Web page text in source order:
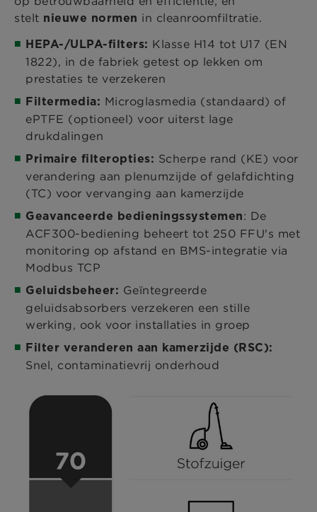
stelt nieuwe normen in cleanroomfiltratie.
HEPA-/ULPA-filters: Klasse H14 tot U17 (EN
1822), in de fabriek getest op lekken om
prestaties te verzekeren
Filtermedia: Microglasmedia (standaard) of
ePTFE (optioneel) voor uiterst lage
drukdalingen
Primaire filteropties: Scherpe rand (KE) voor
verandering aan plenumzijde of gelafdichting
(TC) voor vervanging aan kamerzijde
Geavanceerde bedieningssystemen: De
ACF300-bediening beheert tot 250 FFU's met
monitoring op afstand en BMS-integratie via
Modbus TCP
Geluidsbeheer: Geïntegreerde
geluidsabsorbers verzekeren een stille
werking, ook voor installaties in groep
Filter veranderen aan kamerzijde (RSC):
Snel, contaminatievrij onderhoud